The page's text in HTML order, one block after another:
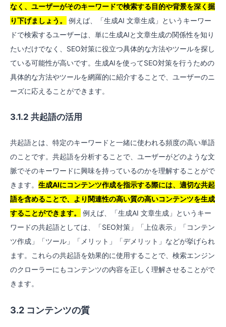
なく、ユーザーがそのキーワードで検索する目的や背景を深く掘
り下げましょう。
例えば、「生成AI 文章生成」というキーワー
ドで検索するユーザーは、単に生成AIと文章生成の関係性を知り
たいだけでなく、SEO対策に役立つ具体的な方法やツールを探し
ている可能性が高いです。生成AIを使ってSEO対策を行うための
具体的な方法やツールを網羅的に紹介することで、ユーザーのニ
ーズに応えることができます。
3.1.2 共起語の活用
共起語とは、特定のキーワードと一緒に使われる頻度の高い単語
のことです。共起語を分析することで、ユーザーがどのような文
脈でそのキーワードに興味を持っているのかを理解することがで
きます。 生成AIにコンテンツ作成を指示する際には、適切な共起
語を含めることで、より関連性の高い質の高いコンテンツを生成
することができます。
例えば、「生成AI 文章生成」というキー
ワードの共起語としては、「SEO対策」「上位表示」「コンテン
ツ作成」「ツール」「メリット」「デメリット」などが挙げられ
ます。これらの共起語を効果的に使用することで、検索エンジン
のクローラーにもコンテンツの内容を正しく理解させることがで
きます。
3.2 コンテンツの質